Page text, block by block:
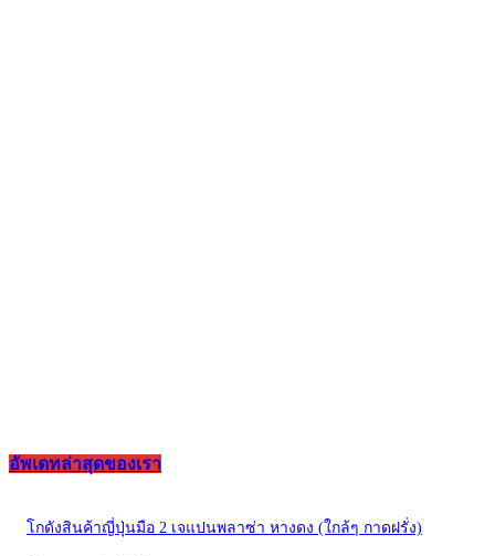
อัพเดทล่าสุดของเรา
โกดังสินค้าญี่ปุ่นมือ 2 เจแปนพลาซ่า หางดง (ใกล้ๆ กาดฝรั่ง)